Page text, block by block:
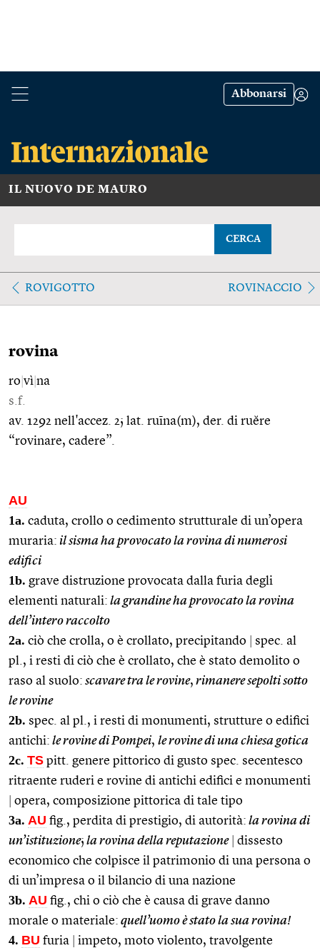
Abbonarsi
IL NUOVO DE MAURO
CERCA
ROVIGOTTO ROVINACCIO
rovina
ro vì na
s.f.
av. 1292 nell'accez. 2; lat. ruīna(m), der. di ruĕre
“rovinare, cadere”.
AU
1a. caduta, crollo o cedimento strutturale di un’opera
muraria: il sisma ha provocato la rovina di numerosi
edifici
1b. grave distruzione provocata dalla furia degli
elementi naturali: la grandine ha provocato la rovina
dell’intero raccolto
2a. ciò che crolla, o è crollato, precipitando
spec. al
pl., i resti di ciò che è crollato, che è stato demolito o
raso al suolo: scavare tra le rovine, rimanere sepolti sotto
le rovine
2b. spec. al pl., i resti di monumenti, strutture o edifici
antichi: le rovine di Pompei, le rovine di una chiesa gotica
2c. TS pitt. genere pittorico di gusto spec. secentesco
ritraente ruderi e rovine di antichi edifici e monumenti
opera, composizione pittorica di tale tipo
3a. AU fig., perdita di prestigio, di autorità: la rovina di
un’istituzione; la rovina della reputazione
dissesto
economico che colpisce il patrimonio di una persona o
di un’impresa o il bilancio di una nazione
3b. AU fig., chi o ciò che è causa di grave danno
morale o materiale: quell’uomo è stato la sua rovina!
4. BU furia impeto, moto violento, travolgente